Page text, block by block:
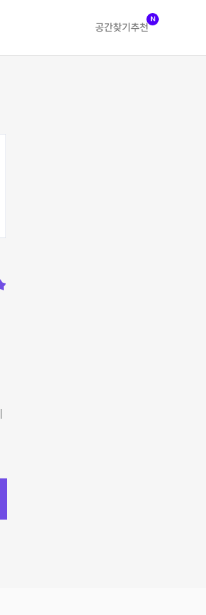
공간찾기 추천
N